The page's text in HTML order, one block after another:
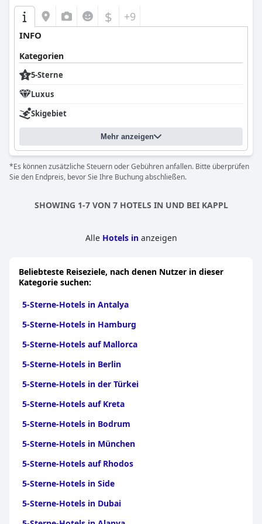
$ +9
INFO
Kategorien
5-Sterne
Luxus
Skigebiet
Mehr anzeigen
*Es können zusätzliche Steuern oder Gebühren anfallen. Bitte überprüfen
Sie den Endpreis, bevor Sie Ihre Buchung abschließen.
SHOWING 1-7 VON 7 HOTELS IN UND BEI KAPPL
Alle Hotels in anzeigen
Beliebteste Reiseziele, nach denen Nutzer in dieser
Kategorie suchen:
5-Sterne-Hotels in Antalya
5-Sterne-Hotels in Hamburg
5-Sterne-Hotels auf Mallorca
5-Sterne-Hotels in Berlin
5-Sterne-Hotels in der Türkei
5-Sterne-Hotels auf Kreta
5-Sterne-Hotels in Bodrum
5-Sterne-Hotels in München
5-Sterne-Hotels auf Rhodos
5-Sterne-Hotels in Side
5-Sterne-Hotels in Dubai